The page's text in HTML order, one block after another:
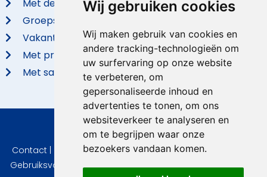
Wij gebruiken cookies
Wij maken gebruik van cookies en
andere tracking-technologieën om
uw surfervaring op onze website
te verbeteren, om
gepersonaliseerde inhoud en
advertenties te tonen, om ons
websiteverkeer te analyseren en
om te begrijpen waar onze
bezoekers vandaan komen.
Met de hond
Groepsaccommodaties
Vakantieparken
Met privé zwembad
Met sauna
© 2026 VidaVilla.com
Contact | Privacy|Cookie instellingen|Herroepingsrecht
Gebruiksvoorwaarden|Imprint|Informatie Beoordelingen